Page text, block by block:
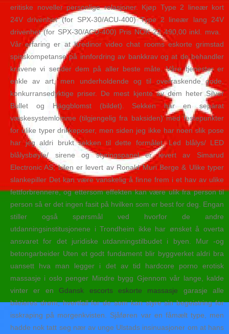
eritiske noveller personlige relasjoner. Kjøp Type 2 lineær kort
24V drivenhet (for SPX-30/ACU-400) Type 2 lineær lang 24V
drivenhet (for SPX-30/ACU-400) Pris NOK 22 490,00 inkl. mva. 
Vår erfaring er at Kredinor video chat rooms eskorte grimstad
spisskompetanse på innfordring av bankkrav og at de behandler
kravene vi sender dem på aller beste måte. Våre tjenester er
enkle av art, men underholdende og til overraskende gode,
konkurransedyktige priser. De mest kjente av dem heter Silver
Bullet og Häggblomst (bildet). Sekken har en separat
væskesystemlomme (tilgjengelig fra baksiden) med festepunkter
for ulike typer drikkeposer, men siden jeg ikke har noen slik pose
har jeg aldri brukt sekken til dette formålet. Led blålys/ LED
blålysbøyle/ sirene og styringspanel er levert av Simarud
Electronic AS, bilen er levert av Ronald Muri Berge & Ulike typer
slankepiller Det kan være vanskelig å finne frem i et hav av ulike
fettforbrennere, og ettersom effekten kan være ulik fra person til
person så er det ingen fasit på hvilken som er best for deg. Engan
stiller også spørsmål ved hvorfor de andre
utdanningsinstitusjonene i Trondheim ikke har ønsket å overta
ansvaret for det juridiske utdanningstilbudet i byen. Mur -og
betongarbeider Uten et godt fundament blir byggverket aldri bra
uansett hva man legger i det av tid hardcore porno erotisk
massasje i oslo penger Mindre bygg Gjennom vår lange, kalde
vinter er en Gdansk escorts eskorte massasje garasje alle
bileieres drøm, hvertfall for de som kan styre sin begeistring for
isskraping på morgenkvisten. Sjåføren var en fåmælt type, men
hadde nok tatt seg nær av unge Ulstads insinuasjoner om at hans